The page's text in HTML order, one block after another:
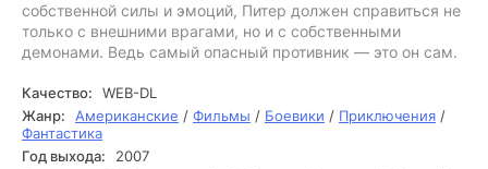
собственной силы и эмоций, Питер должен справиться не
только с внешними врагами, но и с собственными
демонами. Ведь самый опасный противник — это он сам.
Качество:
WEB-DL
Жанр:
Американские / Фильмы / Боевики / Приключения /
Фантастика
Год выхода:
2007